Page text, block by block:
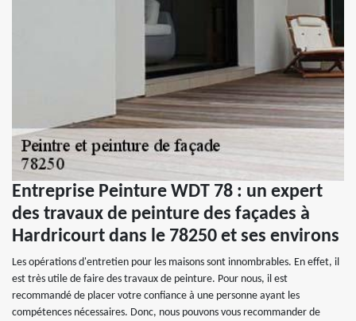
Entreprise Peinture WDT 78 : un expert
des travaux de peinture des façades à
Hardricourt dans le 78250 et ses environs
Les opérations d'entretien pour les maisons sont innombrables. En effet, il
est très utile de faire des travaux de peinture. Pour nous, il est
recommandé de placer votre confiance à une personne ayant les
compétences nécessaires. Donc, nous pouvons vous recommander de